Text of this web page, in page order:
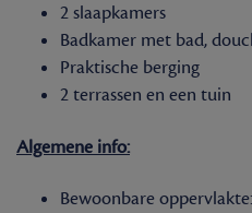
2 slaapkamers
Badkamer met bad,
Praktische berging
2 terrassen en een tuin
Algemene info:
Bewoonbare